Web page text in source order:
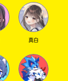
真白